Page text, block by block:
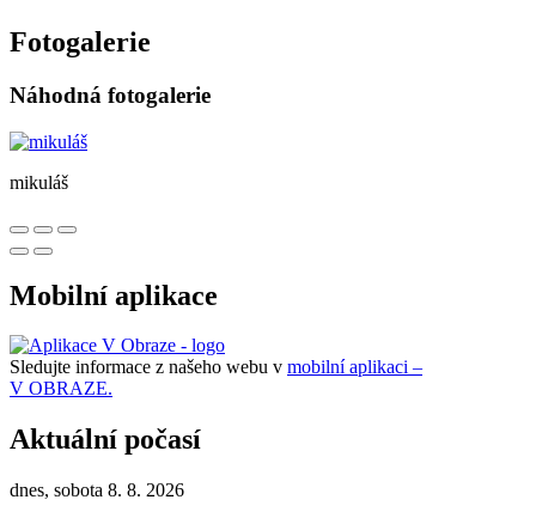
Fotogalerie
Náhodná fotogalerie
mikuláš
Mobilní aplikace
Sledujte informace z našeho webu v mobilní aplikaci –
V OBRAZE.
Aktuální počasí
dnes, sobota 8. 8. 2026